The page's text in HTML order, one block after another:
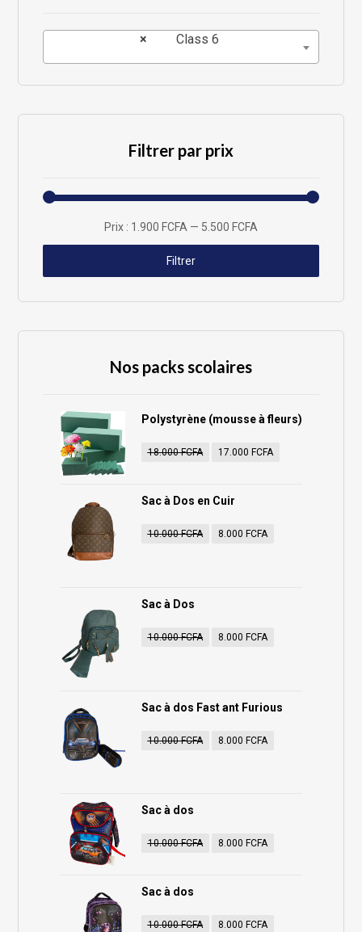
× Class 6
Filtrer par prix
Filtrer
Prix : 1.900 FCFA — 5.500 FCFA
Nos packs scolaires
Polystyrène (mousse à fleurs)
18.000FCFA 17.000 FCFA
Sac à Dos en Cuir
10.000FCFA 8.000 FCFA
Sac à Dos
10.000FCFA 8.000 FCFA
Sac à dos Fast ant Furious
10.000FCFA 8.000 FCFA
Sac à dos
10.000FCFA 8.000 FCFA
Sac à dos
10.000FCFA 8.000 FCFA